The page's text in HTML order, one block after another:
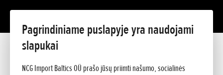
Pagrindiniame puslapyje yra naudojami
slapukai
NCG Import Baltics OÜ prašo jūsų priimti našumo, socialinės
HSS 970 ETD
Prezentacija
Kainos